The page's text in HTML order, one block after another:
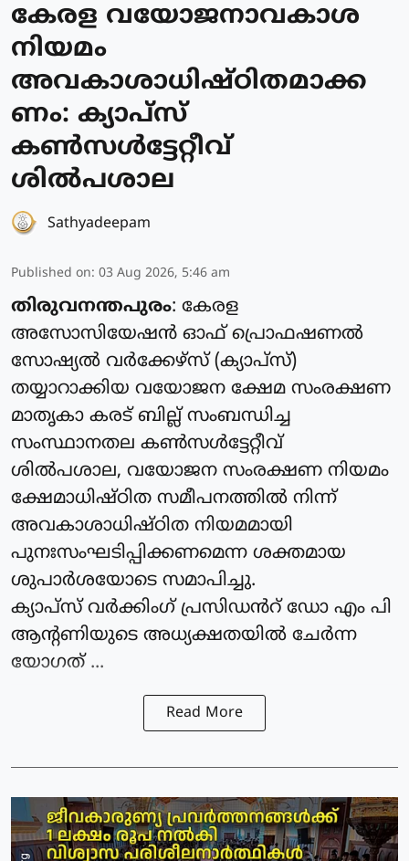
കേരള വയോജനാവകാശ
നിയമം
അവകാശാധിഷ്ഠിതമാക്ക
ണം: ക്യാപ്സ്
കൺസൾട്ടേറ്റീവ്
ശിൽപശാല
Sathyadeepam
Published on: 03 Aug 2026, 5:46 am
തിരുവനന്തപുരം: കേരള
അസോസിയേഷൻ ഓഫ് പ്രൊഫഷണൽ
സോഷ്യൽ വർക്കേഴ്സ് (ക്യാപ്‌സ്)
തയ്യാറാക്കിയ വയോജന ക്ഷേമ സംരക്ഷണ
മാതൃകാ കരട് ബില്ല് സംബന്ധിച്ച
സംസ്ഥാനതല കൺസൾട്ടേറ്റീവ്
ശിൽപശാല, വയോജന സംരക്ഷണ നിയമം
ക്ഷേമാധിഷ്ഠിത സമീപനത്തിൽ നിന്ന്
അവകാശാധിഷ്ഠിത നിയമമായി
പുനഃസംഘടിപ്പിക്കണമെന്ന ശക്തമായ
ശുപാർശയോടെ സമാപിച്ചു.
ക്യാപ്‌സ് വർക്കിംഗ്‌ പ്രസിഡൻറ് ഡോ എം പി
ആന്റണിയുടെ അധ്യക്ഷതയിൽ ചേർന്ന
യോഗത് ...
Read More